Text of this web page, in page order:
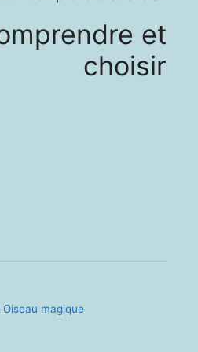
et
choisir
magique